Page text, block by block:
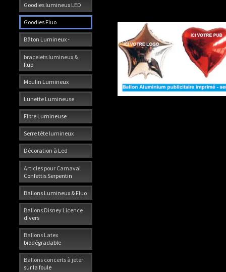
Goodies lumineux LED
Goodies Fluo
Bâton Lumineux -
bracelets lumineux &
fluo
Moulin Lumineux
Lunette Lumineuse
Fibre Lumineuse
Serre tête lumineux
Décoration à Led
Articles pour Carnaval
Confettis Serpentin
Ballons Lumineux & Fluo
Ballons Disney Licence
divers
Ballons Latex
biodégradable
Ballons concerts à jeter
sur la foule